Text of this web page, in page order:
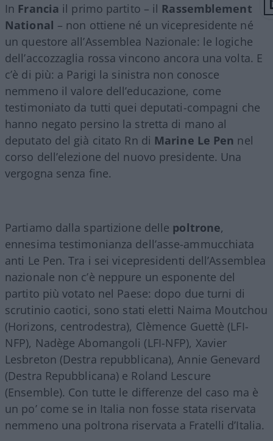
In Francia il primo partito – il Rassemblement
National – non ottiene né un vicepresidente né
un questore all’Assemblea Nazionale: le logiche
dell’accozzaglia rossa vincono ancora una volta. E
c’è di più: a Parigi la sinistra non conosce
nemmeno il valore dell’educazione, come
testimoniato da tutti quei deputati-compagni che
hanno negato persino la stretta di mano al
deputato del già citato Rn di Marine Le Pen nel
corso dell’elezione del nuovo presidente. Una
vergogna senza fine.
Partiamo dalla spartizione delle poltrone,
ennesima testimonianza dell’asse-ammucchiata
anti Le Pen. Tra i sei vicepresidenti dell’Assemblea
nazionale non c’è neppure un esponente del
partito più votato nel Paese: dopo due turni di
scrutinio caotici, sono stati eletti Naima Moutchou
(Horizons, centrodestra), Clèmence Guettè (LFI-
NFP), Nadège Abomangoli (LFI-NFP), Xavier
Lesbreton (Destra repubblicana), Annie Genevard
(Destra Repubblicana) e Roland Lescure
(Ensemble). Con tutte le differenze del caso ma è
un po’ come se in Italia non fosse stata riservata
nemmeno una poltrona riservata a Fratelli d’Italia.